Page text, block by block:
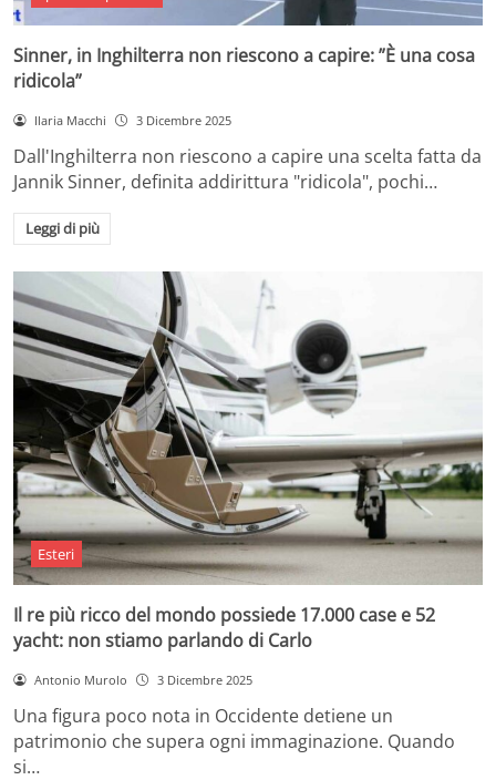
Sinner, in Inghilterra non riescono a capire: ”È una cosa
ridicola”
Ilaria Macchi 3 Dicembre 2025
Dall'Inghilterra non riescono a capire una scelta fatta da
Jannik Sinner, definita addirittura "ridicola", pochi…
Leggi di più
Esteri
Il re più ricco del mondo possiede 17.000 case e 52
yacht: non stiamo parlando di Carlo
Antonio Murolo 3 Dicembre 2025
Una figura poco nota in Occidente detiene un
patrimonio che supera ogni immaginazione. Quando
si…